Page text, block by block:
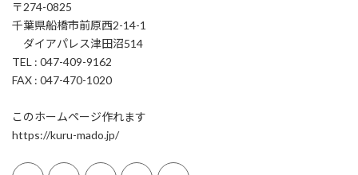
〒274-0825
千葉県船橋市前原西2-14-1
ダイアパレス津田沼514
TEL : 047-409-9162
FAX : 047-470-1020
このホームページ作れます
https://kuru-mado.jp/